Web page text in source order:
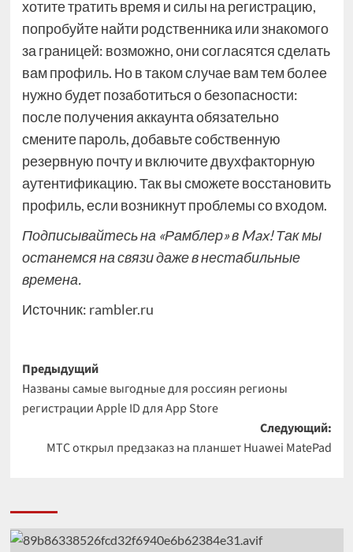
хотите тратить время и силы на регистрацию,
попробуйте найти родственника или знакомого
за границей: возможно, они согласятся сделать
вам профиль. Но в таком случае вам тем более
нужно будет позаботиться о безопасности:
после получения аккаунта обязательно
смените пароль, добавьте собственную
резервную почту и включите двухфакторную
аутентификацию. Так вы сможете восстановить
профиль, если возникнут проблемы со входом.
Подписывайтесь на «Рамблер» в Max! Так мы
останемся на связи даже в нестабильные
времена.
Источник: rambler.ru
Навигация
записи
Предыдущий
Названы самые выгодные для россиян регионы
регистрации Apple ID для App Store
Следующий:
МТС открыл предзаказ на планшет Huawei MatePad